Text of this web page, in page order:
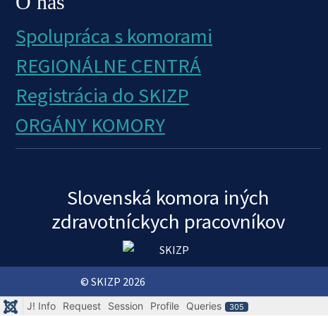
Spolupráca s komorami
REGIONÁLNE CENTRÁ
Registrácia do SKIZP
ORGÁNY KOMORY
Slovenská komora iných
zdravotníckych pracovníkov
© SKIZP 2026
J! Info Request Session Profile Queries 305